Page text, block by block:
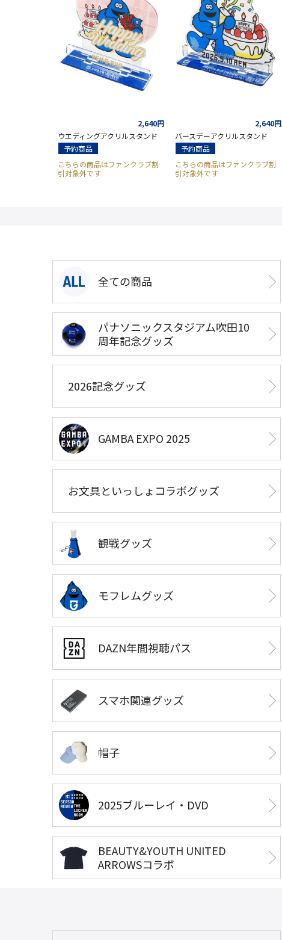
2,640円
ウエディングアクリルスタンド
予約商品
こちらの商品はファンクラブ割
引対象外です
2,640円
バースデーアクリルスタンド
予約商品
こちらの商品はファンクラブ割
引対象外です
全ての商品
パナソニックスタジアム吹田10
周年記念グッズ
2026記念グッズ
GAMBA EXPO 2025
お文具といっしょコラボグッズ
観戦グッズ
モフレムグッズ
DAZN年間視聴パス
スマホ関連グッズ
帽子
2025ブルーレイ・DVD
BEAUTY&YOUTH UNITED
ARROWSコラボ